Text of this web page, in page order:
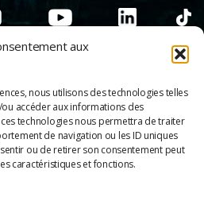
aux
nous utilisons des technologies telles
accéder aux informations des
technologies nous permettra de traiter
de navigation ou les ID uniques
ou de retirer son consentement peut
caractéristiques et fonctions.